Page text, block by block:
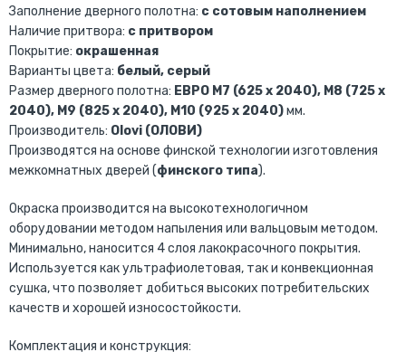
Заполнение дверного полотна: с сотовым наполнением
Наличие притвора: с притвором
Покрытие: окрашенная
Варианты цвета: белый, серый
Размер дверного полотна: ЕВРО М7 (625 х 2040), М8 (725 х
2040), М9 (825 х 2040), М10 (925 х 2040)мм.
Производитель: Olovi (ОЛОВИ)
Производятся на основе финской технологии изготовления
межкомнатных дверей (финского типа).
Окраска производится на высокотехнологичном
оборудовании методом напыления или вальцовым методом.
Минимально, наносится 4 слоя лакокрасочного покрытия.
Используется как ультрафиолетовая, так и конвекционная
сушка, что позволяет добиться высоких потребительских
качеств и хорошей износостойкости.
Комплектация и конструкция: